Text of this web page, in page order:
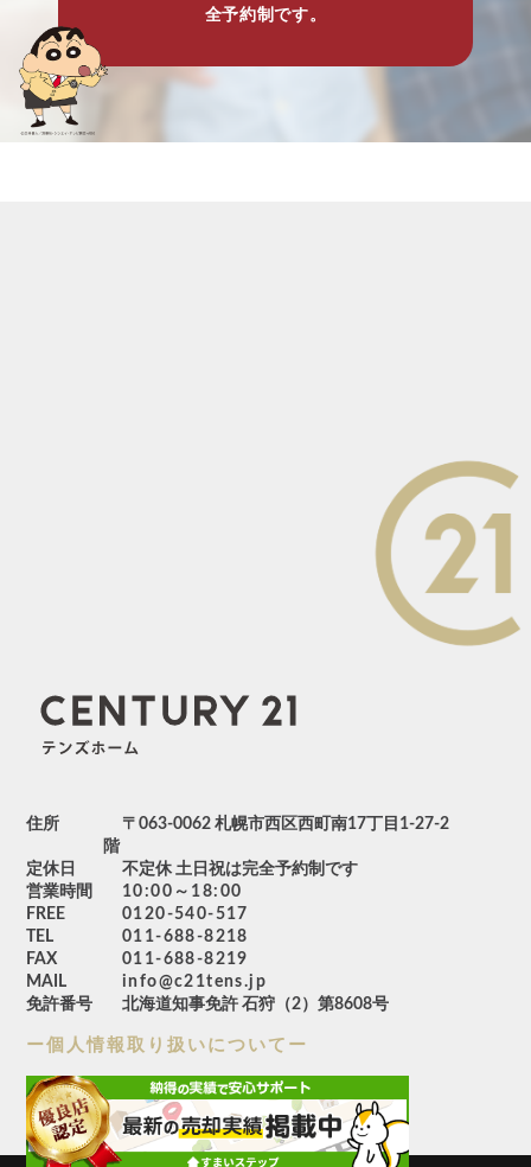
全予約制です。
住所
〒063-0062 札幌市西区西町南17丁目1-27-2
階
定休日
不定休 土日祝は完全予約制です
営業時間
10:00～18:00
FREE
0120-540-517
TEL
011-688-8218
FAX
011-688-8219
MAIL
info@c21tens.jp
免許番号
北海道知事免許 石狩（2）第8608号
ー個人情報取り扱いについてー